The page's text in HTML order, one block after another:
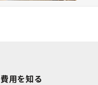
費用を知る